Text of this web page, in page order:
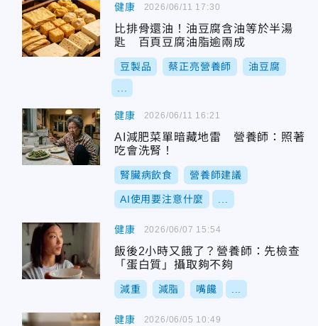
健康
比排骨還油！油豆腐含油等於半湯
匙 百頁豆腐油脂逾兩成
豆製品 蔡正亮營養師 油豆腐
2026/06/11 17:30
健康
AI減肥菜單暗藏地雷 營養師：照著
吃會洗腎！
腎臟病飲食 營養師建議
AI使用要注意什麼
2026/06/11 16:21
健康
飯後2小時又餓了？營養師：先檢查
「蛋白質」攝取夠不夠
減重 減脂 嘴饞
2026/06/07 15:54
健康 2026/06/05 10:49